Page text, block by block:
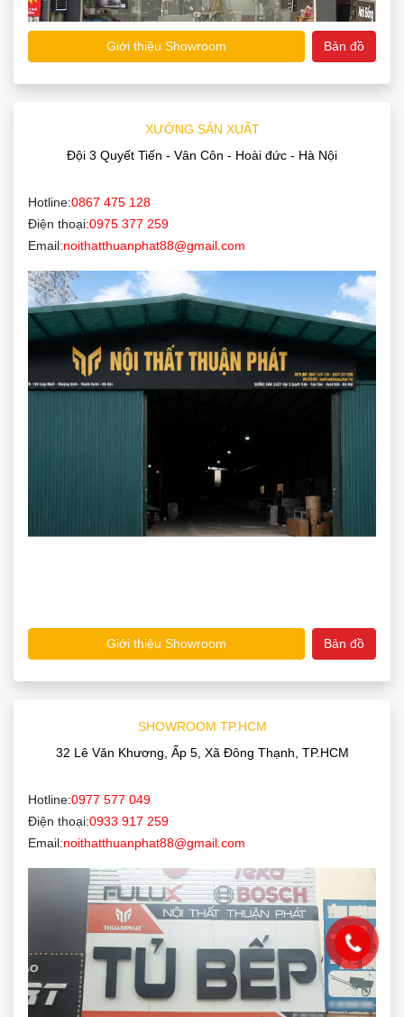
Giới thiệu Showroom Bản đồ
XƯỞNG SẢN XUẤT
Đội 3 Quyết Tiến - Vân Côn - Hoài đức - Hà Nội
Hotline:0867 475 128
Điện thoại:0975 377 259
Email:noithatthuanphat88@gmail.com
Giới thiệu Showroom Bản đồ
SHOWROOM TP.HCM
32 Lê Văn Khương, Ấp 5, Xã Đông Thạnh, TP.HCM
Hotline:0977 577 049
Điện thoại:0933 917 259
Email:noithatthuanphat88@gmail.com